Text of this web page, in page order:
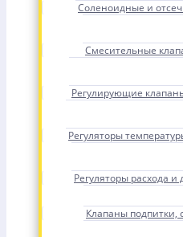
Соленоидные и
Смесительные
Регулирующие
Регуляторы
Регуляторы расхода и
Клапаны подпитки,